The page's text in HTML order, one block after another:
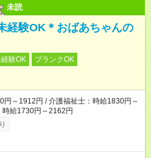
未読
経験OK＊おばあちゃんの
験OK
ブランクOK
円～1912円 / 介護福祉士：時給1830円～
給1730円～2162円